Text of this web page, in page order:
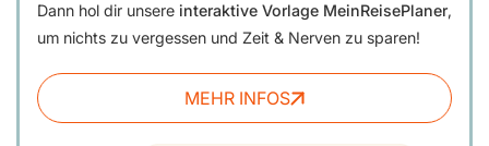
Dann hol dir unsere interaktive Vorlage MeinReisePlaner,
um nichts zu vergessen und Zeit & Nerven zu sparen!
MEHR INFOS